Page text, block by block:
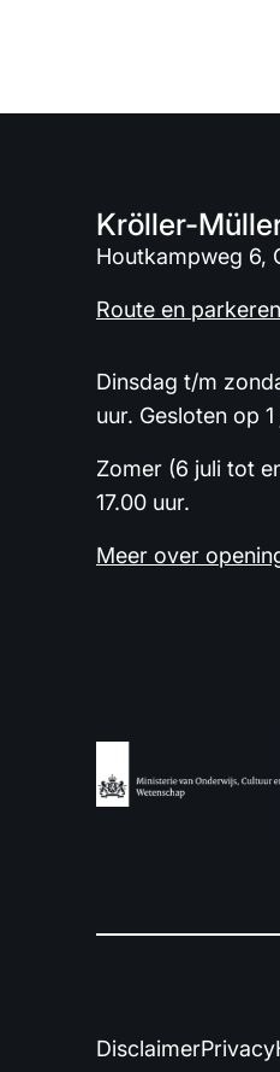
Kröller-
Houtkampweg 6,
Route en parkeren
Dinsdag t/m
uur. Gesloten op
Zomer (6 juli tot
17.00 uur.
Meer over
DisclaimerPrivacy